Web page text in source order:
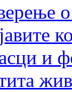
и